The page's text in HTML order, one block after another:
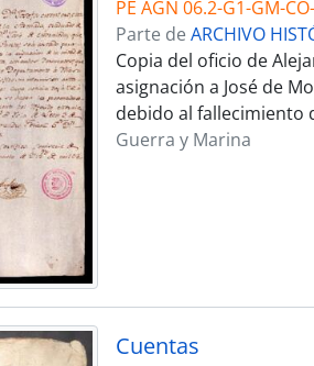
PE AGN 06.2-G1-GM-
Parte de ARCHIVO
Copia del oficio de
asignación a José de
debido al fallecimiento
Guerra y Marina
Cuentas